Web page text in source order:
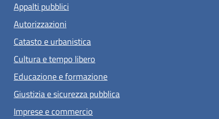
Appalti pubblici
Autorizzazioni
Catasto e urbanistica
Cultura e tempo libero
Educazione e formazione
Giustizia e sicurezza pubblica
Imprese e commercio